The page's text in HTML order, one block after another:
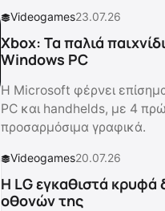
Videogames23.07.26
Xbox: Τα παλιά
Windows PC
Η Microsoft φέρνει
PC και handhelds, με 4
προσαρμόσιμα γραφικά.
Videogames20.07.26
Η LG εγκαθιστά κρυφά
οθονών της